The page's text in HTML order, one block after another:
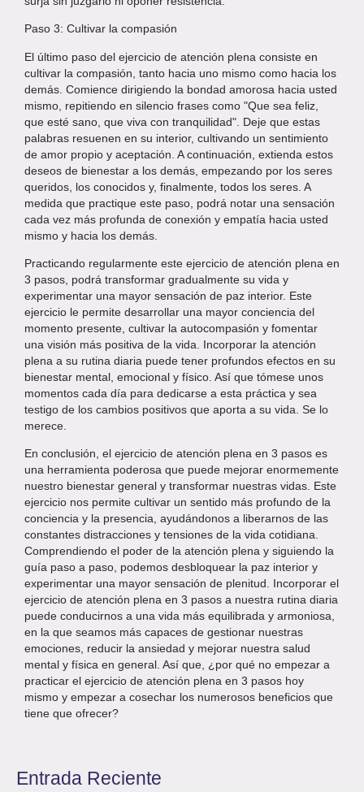
Paso 3: Cultivar la compasión
El último paso del ejercicio de atención plena consiste en
cultivar la compasión, tanto hacia uno mismo como hacia los
demás. Comience dirigiendo la bondad amorosa hacia usted
mismo, repitiendo en silencio frases como "Que sea feliz,
que esté sano, que viva con tranquilidad". Deje que estas
palabras resuenen en su interior, cultivando un sentimiento
de amor propio y aceptación. A continuación, extienda estos
deseos de bienestar a los demás, empezando por los seres
queridos, los conocidos y, finalmente, todos los seres. A
medida que practique este paso, podrá notar una sensación
cada vez más profunda de conexión y empatía hacia usted
mismo y hacia los demás.
Practicando regularmente este ejercicio de atención plena en
3 pasos, podrá transformar gradualmente su vida y
experimentar una mayor sensación de paz interior. Este
ejercicio le permite desarrollar una mayor conciencia del
momento presente, cultivar la autocompasión y fomentar
una visión más positiva de la vida. Incorporar la atención
plena a su rutina diaria puede tener profundos efectos en su
bienestar mental, emocional y físico. Así que tómese unos
momentos cada día para dedicarse a esta práctica y sea
testigo de los cambios positivos que aporta a su vida. Se lo
merece.
En conclusión, el ejercicio de atención plena en 3 pasos es
una herramienta poderosa que puede mejorar enormemente
nuestro bienestar general y transformar nuestras vidas. Este
ejercicio nos permite cultivar un sentido más profundo de la
conciencia y la presencia, ayudándonos a liberarnos de las
constantes distracciones y tensiones de la vida cotidiana.
Comprendiendo el poder de la atención plena y siguiendo la
guía paso a paso, podemos desbloquear la paz interior y
experimentar una mayor sensación de plenitud. Incorporar el
ejercicio de atención plena en 3 pasos a nuestra rutina diaria
puede conducirnos a una vida más equilibrada y armoniosa,
en la que seamos más capaces de gestionar nuestras
emociones, reducir la ansiedad y mejorar nuestra salud
mental y física en general. Así que, ¿por qué no empezar a
practicar el ejercicio de atención plena en 3 pasos hoy
mismo y empezar a cosechar los numerosos beneficios que
tiene que ofrecer?
Entrada Reciente